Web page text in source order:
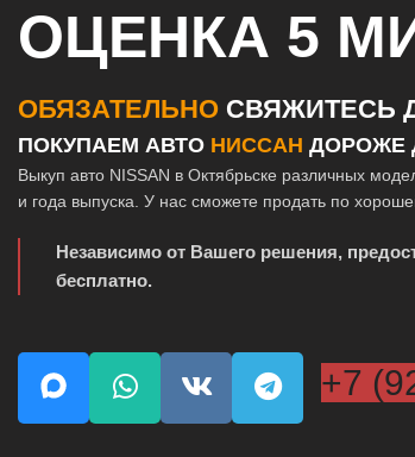
ОЦЕНКА 5
ОБЯЗАТЕЛЬНО СВЯЖИТЕСЬ
ПОКУПАЕМ АВТО НИССАН ДОРОЖЕ
Выкуп авто NISSAN в Октябрьске различных
и года выпуска. У нас сможете продать по
Независимо от Вашего решения,
бесплатно.
+7